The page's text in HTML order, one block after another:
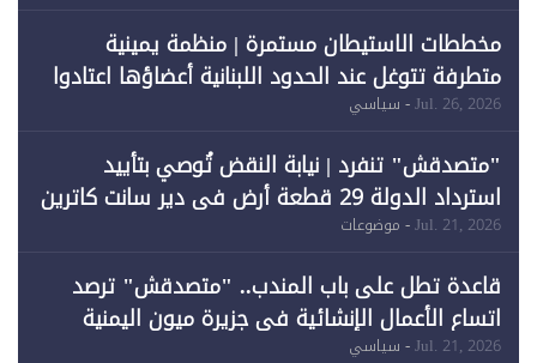
مخططات الاستيطان مستمرة | منظمة يمينية
متطرفة تتوغل عند الحدود اللبنانية أعضاؤها اعتادوا
خرق الحدود
Jul. 26, 2026- سياسي
"متصدقش" تنفرد | نيابة النقض تُوصي بتأييد
استرداد الدولة 29 قطعة أرض في دير سانت كاترين
وقبول طعن الحكومة جزئيًا (1)
Jul. 21, 2026- موضوعات
قاعدة تطل على باب المندب.. "متصدقش" ترصد
اتساع الأعمال الإنشائية في جزيرة ميون اليمنية
Jul. 21, 2026- سياسي